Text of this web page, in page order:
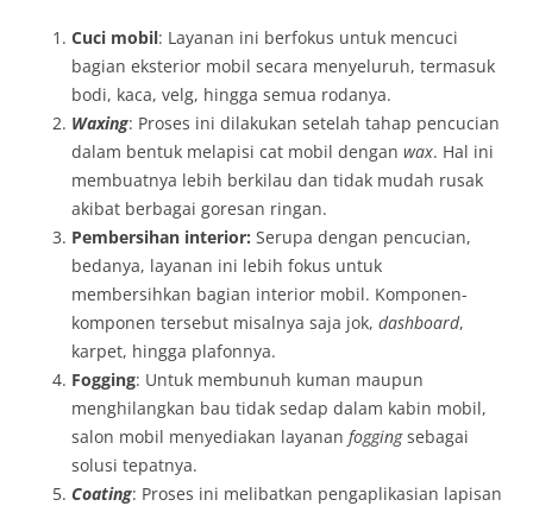
Cuci mobil: Layanan ini berfokus untuk mencuci
bagian eksterior mobil secara menyeluruh, termasuk
bodi, kaca, velg, hingga semua rodanya.
Waxing: Proses ini dilakukan setelah tahap pencucian
dalam bentuk melapisi cat mobil dengan wax. Hal ini
membuatnya lebih berkilau dan tidak mudah rusak
akibat berbagai goresan ringan.
Pembersihan interior: Serupa dengan pencucian,
bedanya, layanan ini lebih fokus untuk
membersihkan bagian interior mobil. Komponen-
komponen tersebut misalnya saja jok, dashboard,
karpet, hingga plafonnya.
Fogging: Untuk membunuh kuman maupun
menghilangkan bau tidak sedap dalam kabin mobil,
salon mobil menyediakan layanan foggingsebagai
solusi tepatnya.
Coating: Proses ini melibatkan pengaplikasian lapisan